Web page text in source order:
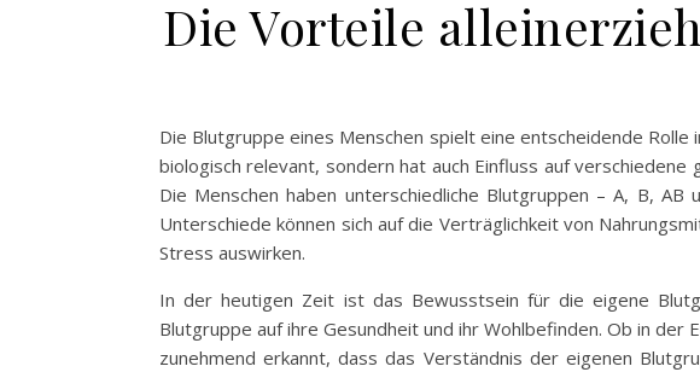
Die Vorteile
Die Blutgruppe eines Menschen spielt eine entscheidende
biologisch relevant, sondern hat auch Einfluss auf
Die Menschen haben unterschiedliche Blutgruppen – A, B,
Unterschiede können sich auf die Verträglichkeit von
Stress auswirken.
In der heutigen Zeit ist das Bewusstsein für die eigene
Blutgruppe auf ihre Gesundheit und ihr Wohlbefinden. Ob in
zunehmend erkannt, dass das Verständnis der eigenen